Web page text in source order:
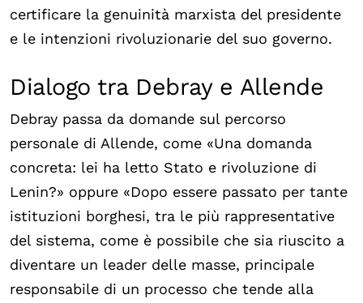
certificare la genuinità marxista del presidente
e le intenzioni rivoluzionarie del suo governo.
Dialogo tra Debray e Allende
Debray passa da domande sul percorso
personale di Allende, come «Una domanda
concreta: lei ha letto Stato e rivoluzione di
Lenin?» oppure «Dopo essere passato per tante
istituzioni borghesi, tra le più rappresentative
del sistema, come è possibile che sia riuscito a
diventare un leader delle masse, principale
responsabile di un processo che tende alla